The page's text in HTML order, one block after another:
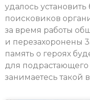
удалось установить
поисковиков
за время работы
и перезахоронены
память о героях
для подрастающего
занимаетесь такой